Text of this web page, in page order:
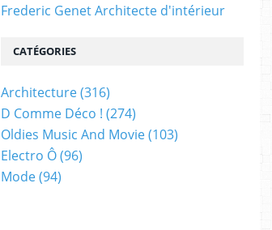
Frederic Genet Architecte d'intérieur
CATÉGORIES
Architecture(316)
D Comme Déco ! (274)
Oldies Music And Movie(103)
Electro Ô(96)
Mode(94)